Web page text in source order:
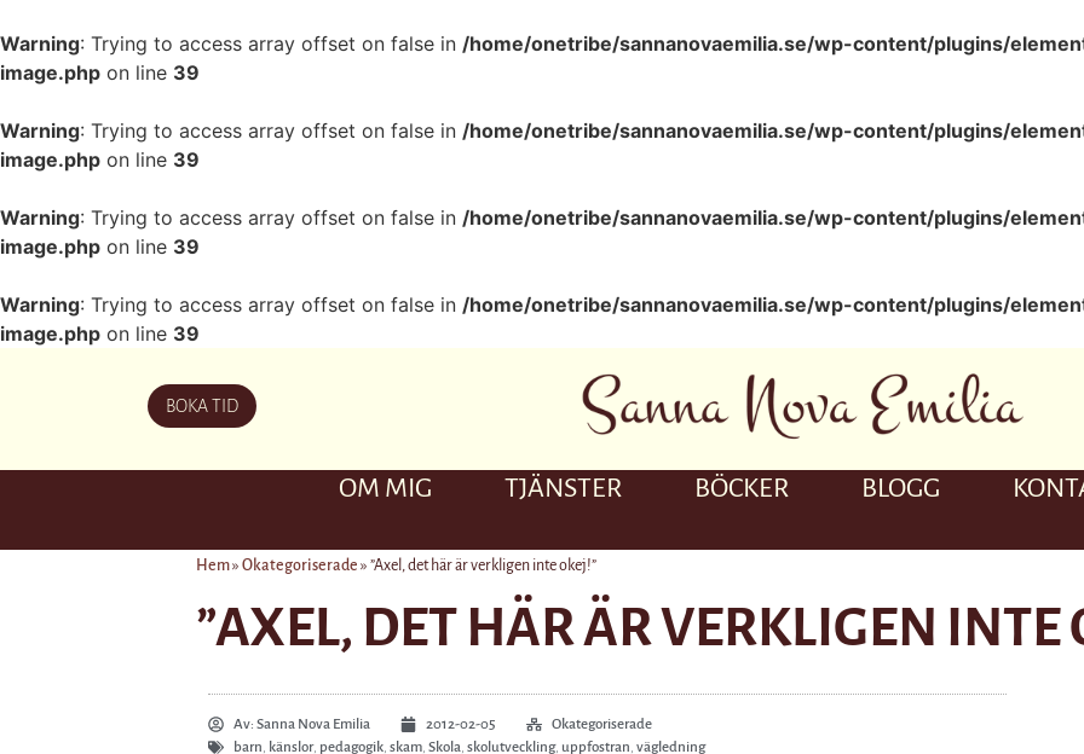
Warning: Trying to access array offset on false in /home/onetribe/sannanovaemilia.se/wp-content/plugins/
image.php on line 39
Warning: Trying to access array offset on false in /home/onetribe/sannanovaemilia.se/wp-content/plugins/
image.php on line 39
Warning: Trying to access array offset on false in /home/onetribe/sannanovaemilia.se/wp-content/plugins/
image.php on line 39
Warning: Trying to access array offset on false in /home/onetribe/sannanovaemilia.se/wp-content/plugins/
image.php on line 39
BOKA TID
OM MIG TJÄNSTER BÖCKER BLOGG
Hem» Okategoriserade » ”Axel, det här är verkligen inte okej!”
”AXEL, DET HÄR ÄR VERKLIGEN INTE
Av: Sanna Nova Emilia 2012-02-05
Okategoriserade
barn, känslor, pedagogik, skam, Skola, skolutveckling, uppfostran, vägledning